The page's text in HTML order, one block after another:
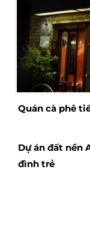
Quán cà phê
Dự án đất nền
đình trẻ